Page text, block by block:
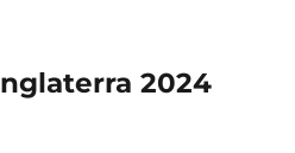
2024